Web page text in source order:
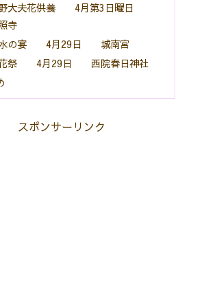
大夫花供養 4月第3日曜日
寺
の宴 4月29日 城南宮
祭 4月29日 西院春日神社
スポンサーリンク